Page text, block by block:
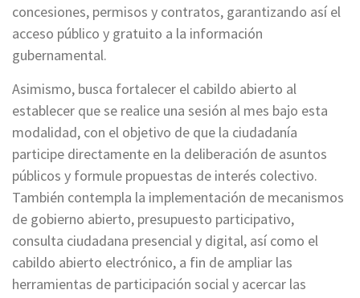
concesiones, permisos y contratos, garantizando así el
acceso público y gratuito a la información
gubernamental.
Asimismo, busca fortalecer el cabildo abierto al
establecer que se realice una sesión al mes bajo esta
modalidad, con el objetivo de que la ciudadanía
participe directamente en la deliberación de asuntos
públicos y formule propuestas de interés colectivo.
También contempla la implementación de mecanismos
de gobierno abierto, presupuesto participativo,
consulta ciudadana presencial y digital, así como el
cabildo abierto electrónico, a fin de ampliar las
herramientas de participación social y acercar las